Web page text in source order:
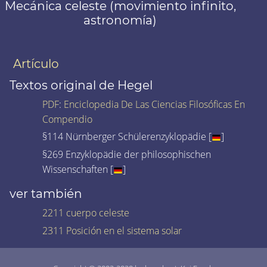
Mecánica celeste (movimiento infinito,
astronomía)
Artículo
Textos original de Hegel
PDF: Enciclopedia De Las Ciencias Filosóficas En
Compendio
§114 Nürnberger Schülerenzyklopädie [
]
§269 Enzyklopädie der philosophischen
Wissenschaften [
]
ver también
2211 cuerpo celeste
2311 Posición en el sistema solar